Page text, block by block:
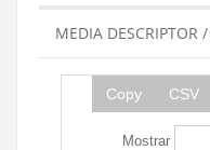
MEDIA DESCRIPTOR
Copy CSV
Mostrar